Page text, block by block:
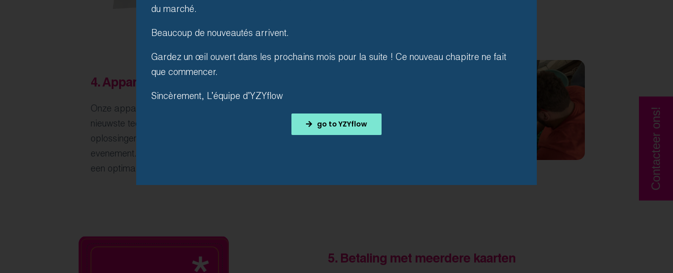
4. Apparatuur op maat
Onze apparatuur, die voortdurend wordt aangepast aan de
nieuwste technologische ontwikkelingen, garandeert
oplossingen op maat die perfect geschikt zijn voor elk
evenement. Dankzij deze geavanceerde technologie kunnen we
een optimale, persoonlijke voorbereiding garanderen.
5. Betaling met meerdere kaarten
Contacteer ons!
du marché.
Beaucoup de nouveautés arrivent.
Gardez un œil ouvert dans les prochains mois pour la suite ! Ce nouveau chapitre ne fait
que commencer.
Sincèrement, L’équipe d’YZYflow
go to YZYflow